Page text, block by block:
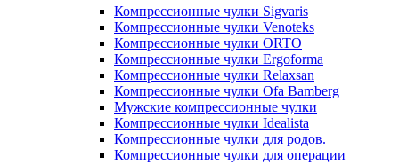
Компрессионные чулки Sigvaris
Компрессионные чулки Venoteks
Компрессионные чулки ORTO
Компрессионные чулки Ergoforma
Компрессионные чулки Relaxsan
Компрессионные чулки Ofa Bamberg
Мужские компрессионные чулки
Компрессионные чулки Idealista
Компрессионные чулки для родов.
Компрессионные чулки для операции